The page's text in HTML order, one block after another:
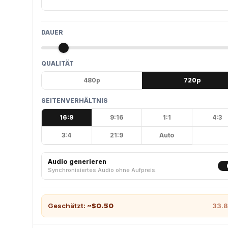
DAUER
QUALITÄT
480p 720p
SEITENVERHÄLTNIS
16:9 9:16 1:1 4:3
3:4 21:9 Auto
Audio generieren
Synchronisiertes Audio ohne Aufpreis.
Geschätzt: ~$0.50 33.8